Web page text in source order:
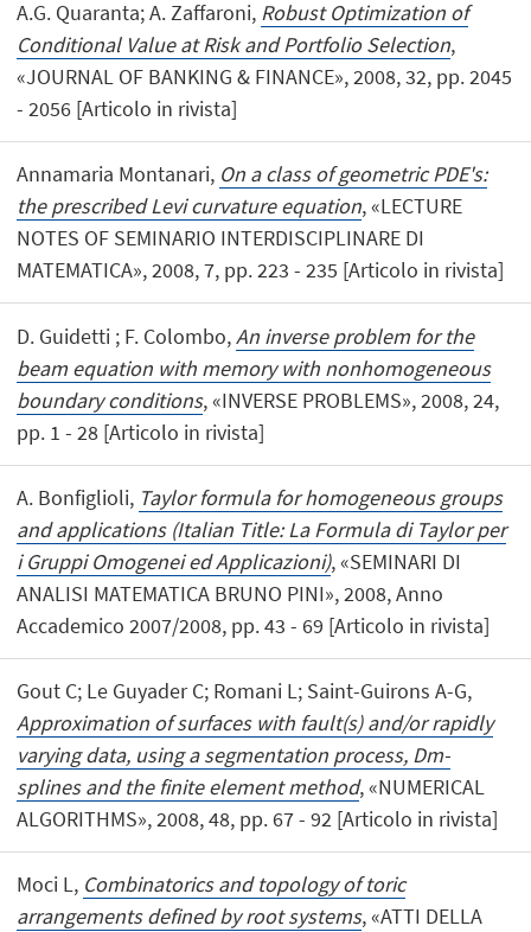
A.G. Quaranta; A. Zaffaroni, Robust Optimization of
Conditional Value at Risk and Portfolio Selection,
«JOURNAL OF BANKING & FINANCE», 2008, 32, pp. 2045
- 2056 [Articolo in rivista]
Annamaria Montanari, On a class of geometric PDE's:
the prescribed Levi curvature equation, «LECTURE
NOTES OF SEMINARIO INTERDISCIPLINARE DI
MATEMATICA», 2008, 7, pp. 223 - 235 [Articolo in rivista]
D. Guidetti ; F. Colombo,An inverse problem for the
beam equation with memory with nonhomogeneous
boundary conditions, «INVERSE PROBLEMS», 2008, 24,
pp. 1 - 28 [Articolo in rivista]
A. Bonfiglioli, Taylor formula for homogeneous groups
and applications (Italian Title: La Formula di Taylor per
i Gruppi Omogenei ed Applicazioni), «SEMINARI DI
ANALISI MATEMATICA BRUNO PINI», 2008, Anno
Accademico 2007/2008, pp. 43 - 69 [Articolo in rivista]
Gout C; Le Guyader C; Romani L; Saint-Guirons A-G,
Approximation of surfaces with fault(s) and/or rapidly
varying data, using a segmentation process, Dm-
splines and the finite element method, «NUMERICAL
ALGORITHMS», 2008, 48, pp. 67 - 92 [Articolo in rivista]
Moci L, Combinatorics and topology of toric
arrangements defined by root systems, «ATTI DELLA